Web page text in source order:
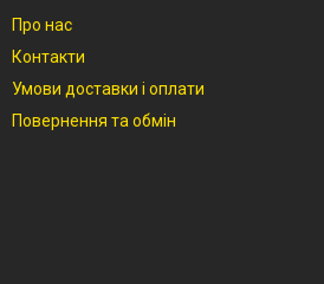
Про нас
Контакти
Умови доставки і оплати
Повернення та обмін